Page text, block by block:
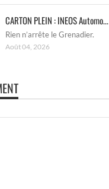
CARTON PLEIN : INEOS Automo...
Rien n’arrête le Grenadier.
Août 04, 2026